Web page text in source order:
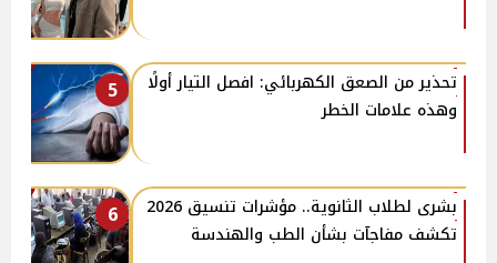
5
تحذير من الصعق الكهربائي: افصل التيار أولًا
وهذه علامات الخطر
6
بشرى لطلاب الثانوية.. مؤشرات تنسيق 2026
تكشف مفاجآت بشأن الطب والهندسة